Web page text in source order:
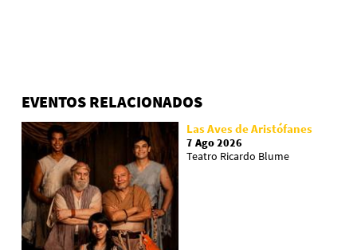
EVENTOS RELACIONADOS
Las Aves de Aristófanes
7 Ago 2026
Teatro Ricardo Blume